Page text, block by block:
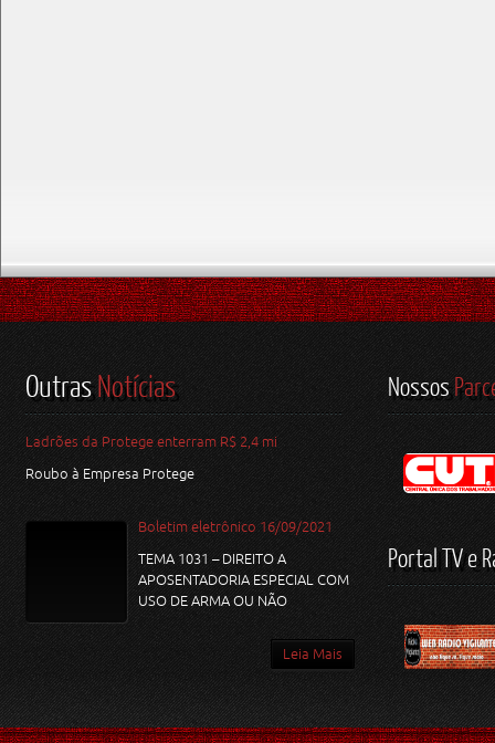
OutrasNotícias
Ladrões da Protege enterram R$ 2,4 mi
Roubo à Empresa Protege
Boletim eletrônico 16/09/2021
TEMA 1031 – DIREITO A
APOSENTADORIA ESPECIAL COM
USO DE ARMA OU NÃO
Leia Mais
Nossos
Portal TV e